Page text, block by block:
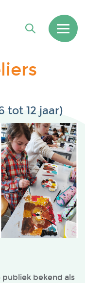
tot 12 jaar)
bekend als